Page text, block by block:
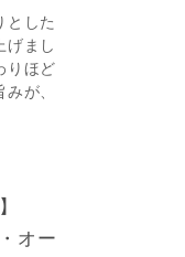
とした
げまし
りほど
が、
オー